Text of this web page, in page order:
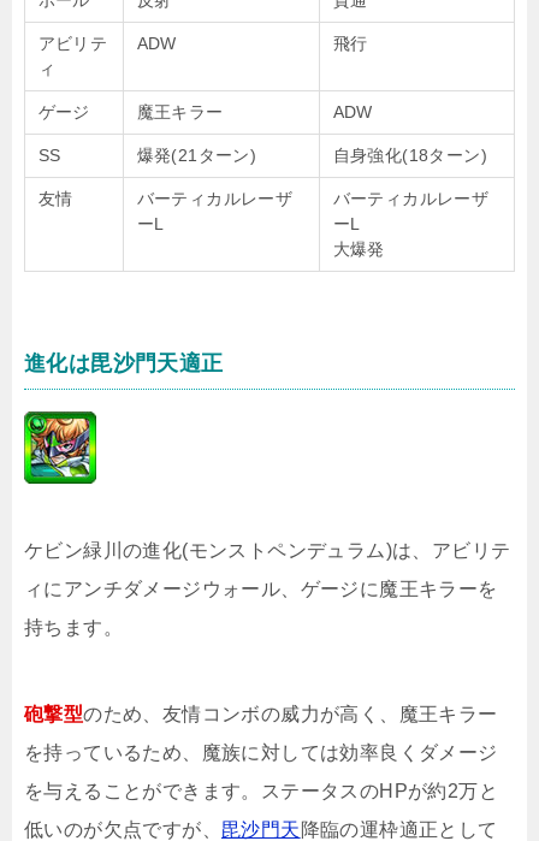
アビリテ
ィ
ADW 飛行
ゲージ 魔王キラー ADW
SS 爆発(21ターン) 自身強化(18ターン)
友情
バーティカルレーザ
ーL
バーティカルレーザ
ーL
大爆発
進化は毘沙門天適正
ケビン緑川の進化(モンストペンデュラム)は、アビリテ
ィにアンチダメージウォール、ゲージに魔王キラーを
持ちます。
砲撃型のため、友情コンボの威力が高く、魔王キラー
を持っているため、魔族に対しては効率良くダメージ
を与えることができます。ステータスのHPが約2万と
低いのが欠点ですが、 毘沙門天 降臨の運枠適正として